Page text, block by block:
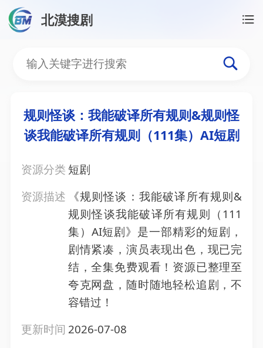
北漠搜剧
规则怪谈：我能破译所
规则怪谈：我能破译所有规则&规则怪
谈我能破译所有规则（111集）AI短剧
资源分类 短剧
资源描述
《规则怪谈：我能破译所有规则&
规则怪谈我能破译所有规则（111
集）AI短剧》是一部精彩的短剧，
剧情紧凑，演员表现出色，现已完
结，全集免费观看！资源已整理至
夸克网盘，随时随地轻松追剧，不
容错过！
更新时间 2026-07-08